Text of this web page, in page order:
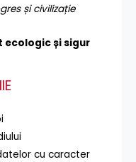
și civilizație
ecologic și sigur
cu caracter